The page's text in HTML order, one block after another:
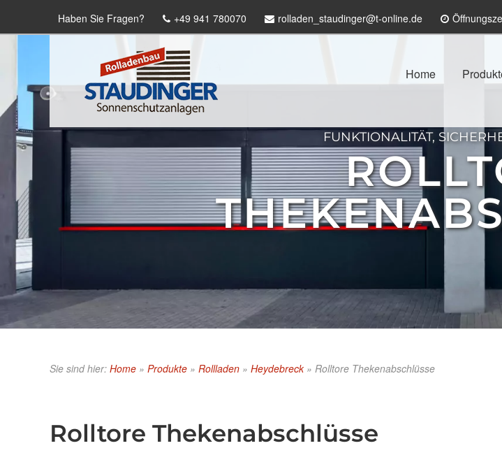
Haben Sie Fragen? +49 941 780070 rolladen_staudinger@t-online.de
Home
FUNKTIONALITÄT,
Sie sind hier: Home » Produkte » Rollladen » Heydebreck » Rolltore Thekenabschlüsse
Rolltore Thekenabschlüsse